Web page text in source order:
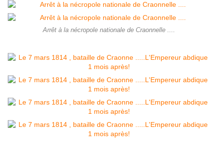
Arrêt à la nécropole nationale de Craonnelle ....